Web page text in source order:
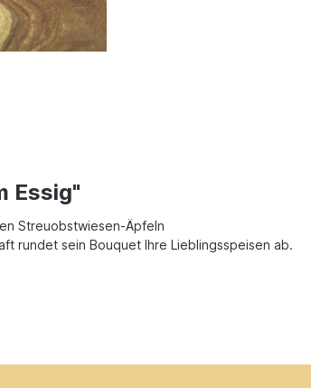
Essig"
Streuobstwiesen-Äpfeln
rundet sein Bouquet Ihre Lieblingsspeisen ab.